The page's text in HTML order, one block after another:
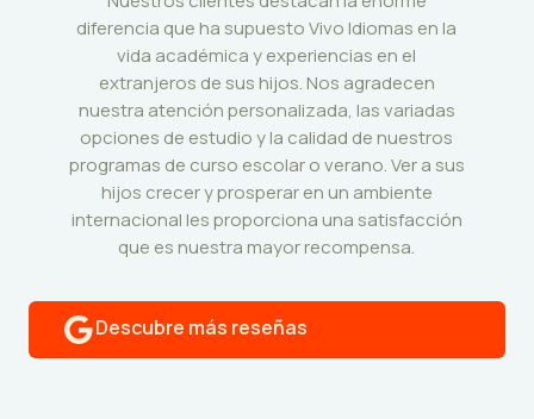
diferencia que ha supuesto Vivo Idiomas en la
vida académica y experiencias en el
extranjeros de sus hijos. Nos agradecen
nuestra atención personalizada, las variadas
opciones de estudio y la calidad de nuestros
programas de curso escolar o verano. Ver a sus
hijos crecer y prosperar en un ambiente
internacional les proporciona una satisfacción
que es nuestra mayor recompensa.
Descubre más reseñas